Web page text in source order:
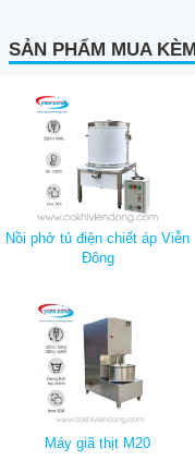
SẢN PHẨM MUA KÈM
Nồi phở tủ điện chiết áp Viễn
Đông
Máy giã thịt M20